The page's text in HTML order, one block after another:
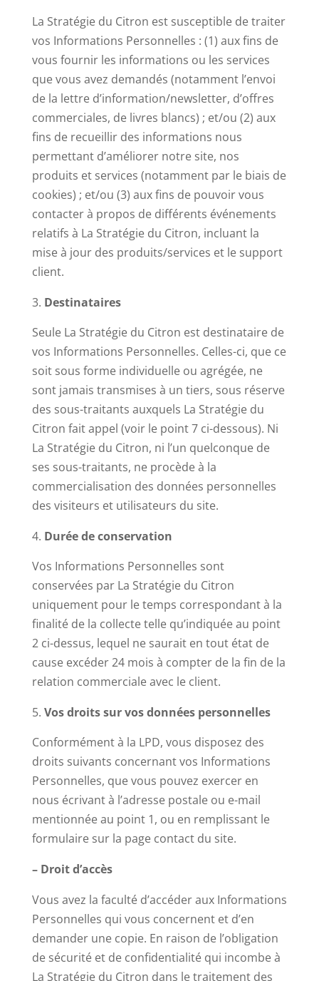
La Stratégie du Citron est susceptible de traiter
vos Informations Personnelles : (1) aux fins de
vous fournir les informations ou les services
que vous avez demandés (notamment l’envoi
de la lettre d’information/newsletter, d’offres
commerciales, de livres blancs) ; et/ou (2) aux
fins de recueillir des informations nous
permettant d’améliorer notre site, nos
produits et services (notamment par le biais de
cookies) ; et/ou (3) aux fins de pouvoir vous
contacter à propos de différents événements
relatifs à La Stratégie du Citron, incluant la
mise à jour des produits/services et le support
client.
Destinataires
Seule La Stratégie du Citron est destinataire de
vos Informations Personnelles. Celles-ci, que ce
soit sous forme individuelle ou agrégée, ne
sont jamais transmises à un tiers, sous réserve
des sous-traitants auxquels La Stratégie du
Citron fait appel (voir le point 7 ci-dessous). Ni
La Stratégie du Citron, ni l’un quelconque de
ses sous-traitants, ne procède à la
commercialisation des données personnelles
des visiteurs et utilisateurs du site.
Durée de conservation
Vos Informations Personnelles sont
conservées par La Stratégie du Citron
uniquement pour le temps correspondant à la
finalité de la collecte telle qu’indiquée au point
2 ci-dessus, lequel ne saurait en tout état de
cause excéder 24 mois à compter de la fin de la
relation commerciale avec le client.
Vos droits sur vos données personnelles
Conformément à la LPD, vous disposez des
droits suivants concernant vos Informations
Personnelles, que vous pouvez exercer en
nous écrivant à l’adresse postale ou e-mail
mentionnée au point 1, ou en remplissant le
formulaire sur la page contact du site.
– Droit d’accès
Vous avez la faculté d’accéder aux Informations
Personnelles qui vous concernent et d’en
demander une copie. En raison de l’obligation
de sécurité et de confidentialité qui incombe à
La Stratégie du Citron dans le traitement des